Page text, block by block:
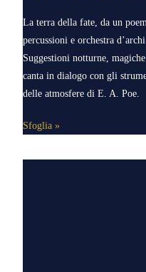
La terra della fate, da un
percussioni e orchestra
Suggestioni notturne,
canta in dialogo con gli
delle atmosfere di E. A. Poe.
Sfoglia »